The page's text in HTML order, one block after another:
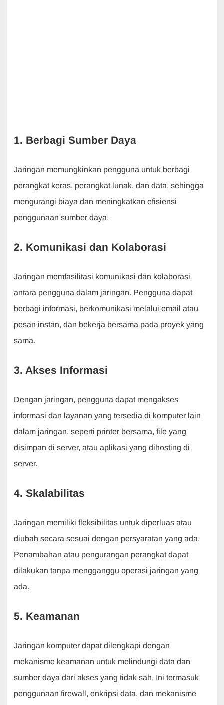
1. Berbagi Sumber Daya
Jaringan memungkinkan pengguna untuk berbagi
perangkat keras, perangkat lunak, dan data, sehingga
mengurangi biaya dan meningkatkan efisiensi
penggunaan sumber daya.
2. Komunikasi dan Kolaborasi
Jaringan memfasilitasi komunikasi dan kolaborasi
antara pengguna dalam jaringan. Pengguna dapat
berbagi informasi, berkomunikasi melalui email atau
pesan instan, dan bekerja bersama pada proyek yang
sama.
3. Akses Informasi
Dengan jaringan, pengguna dapat mengakses
informasi dan layanan yang tersedia di komputer lain
dalam jaringan, seperti printer bersama, file yang
disimpan di server, atau aplikasi yang dihosting di
server.
4. Skalabilitas
Jaringan memiliki fleksibilitas untuk diperluas atau
diubah secara sesuai dengan persyaratan yang ada.
Penambahan atau pengurangan perangkat dapat
dilakukan tanpa mengganggu operasi jaringan yang
ada.
5. Keamanan
Jaringan komputer dapat dilengkapi dengan
mekanisme keamanan untuk melindungi data dan
sumber daya dari akses yang tidak sah. Ini termasuk
penggunaan firewall, enkripsi data, dan mekanisme